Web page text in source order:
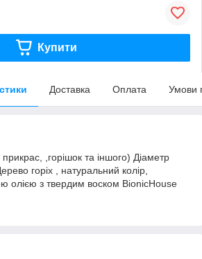
Купити
Доставка Оплата Умови
,горішок та іншого) Діаметр
горіх , натуральний колір,
олією з твердим воском BionicHouse